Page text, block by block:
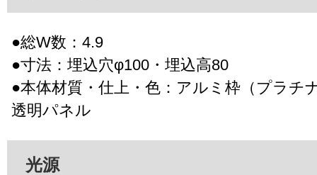
●総W数：4.9
●寸法：埋込穴φ100・埋込高80
●本体材質・仕上・色：アルミ枠（プラチ
透明パネル
光源